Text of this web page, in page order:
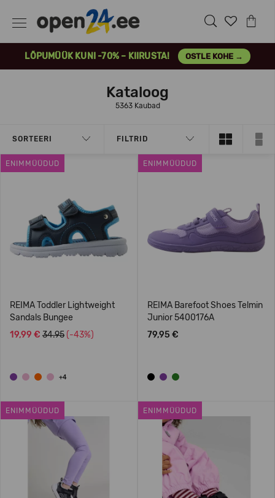
LÕPUMÜÜK KUNI -70% – KIIRUSTA! OSTLE KOHE →
Kataloog
5363 Kaubad
SORTEERI FILTRID
ENIMMÜÜDUD
REIMA Toddler Lightweight
Sandals Bungee
19,99 € 34.95 (-43%)
+4
ENIMMÜÜDUD
REIMA Barefoot Shoes Telmin
Junior 5400176A
79,95 €
ENIMMÜÜDUD ENIMMÜÜDUD